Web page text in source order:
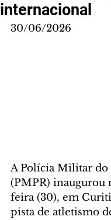
internacional
30/06/2026
A Polícia Militar do
(PMPR) inaugurou
feira (30), em
pista de atletismo